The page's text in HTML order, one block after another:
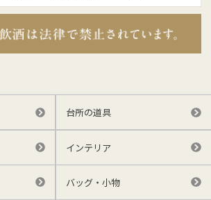
台所の道具
インテリア
バッグ・小物